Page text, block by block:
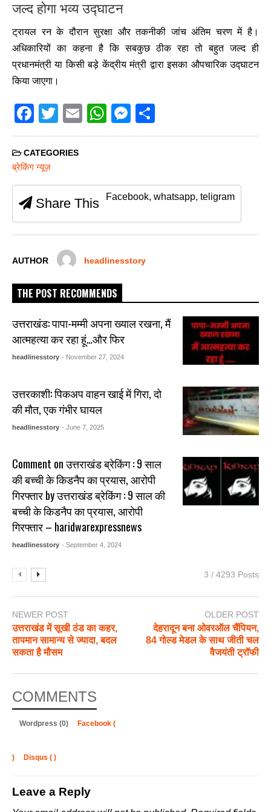
जल्द होगा भव्य उद्घाटन
ट्रायल रन के दौरान सुरक्षा और तकनीकी जांच अंतिम चरण में है।
अधिकारियों का कहना है कि सबकुछ ठीक रहा तो बहुत जल्द ही
प्रधानमंत्री या किसी बड़े केंद्रीय मंत्री द्वारा इसका औपचारिक उद्घाटन
किया जाएगा।
F
a
c
e
b
o
o
T
wi
tt
E
m
W
h
A
p
M
e
n
er
h
CATEGORIES
ब्रेकिंग न्यूज़
Share This Facebook, whatsapp, teligram
AUTHOR headlinesstory
THE POST RECOMMENDS
उत्तराखंड: पापा-मम्मी अपना ख्याल रखना, मैं
आत्महत्या कर रहा हूं…और फिर
headlinesstory - November 27, 2024
उत्तरकाशी: पिकअप वाहन खाई में गिरा, दो
की मौत, एक गंभीर घायल
headlinesstory - June 7, 2025
Comment on उत्तराखंड ब्रेकिंग : 9 साल
की बच्ची के किडनैप का प्रयास, आरोपी
गिरफ्तार by उत्तराखंड ब्रेकिंग : 9 साल की
बच्ची के किडनैप का प्रयास, आरोपी
गिरफ्तार – haridwarexpressnews
headlinesstory - September 4, 2024
3 / 4293 Posts
NEWER POST
उत्तराखंड में सूखी ठंड का कहर,
तापमान सामान्य से ज्यादा, बदल
सकता है मौसम
OLDER POST
देहरादून बना ओवरऑल चैंपियन,
84 गोल्ड मेडल के साथ जीती चल
वैजयंती ट्रॉफी
COMMENTS
Wordpress (0) Facebook (
) Disqus ( )
Leave a Reply